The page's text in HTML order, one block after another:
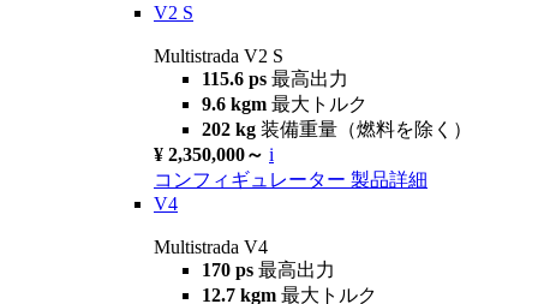
V2 S
Multistrada V2 S
115.6 ps 最高出力
9.6 kgm 最大トルク
202 kg 装備重量（燃料を除く）
¥ 2,350,000～ i
コンフィギュレーター 製品詳細
V4
Multistrada V4
170 ps 最高出力
12.7 kgm 最大トルク